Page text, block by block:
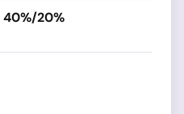
40%/20%